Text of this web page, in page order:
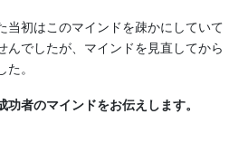
当初はこのマインドを疎かにしていて
んでしたが、マインドを見直してから
。
者のマインドをお伝えします。